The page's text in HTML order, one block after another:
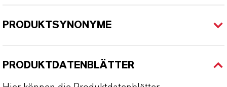
PRODUKTSYNONYME
PRODUKTDATENBLÄTTER